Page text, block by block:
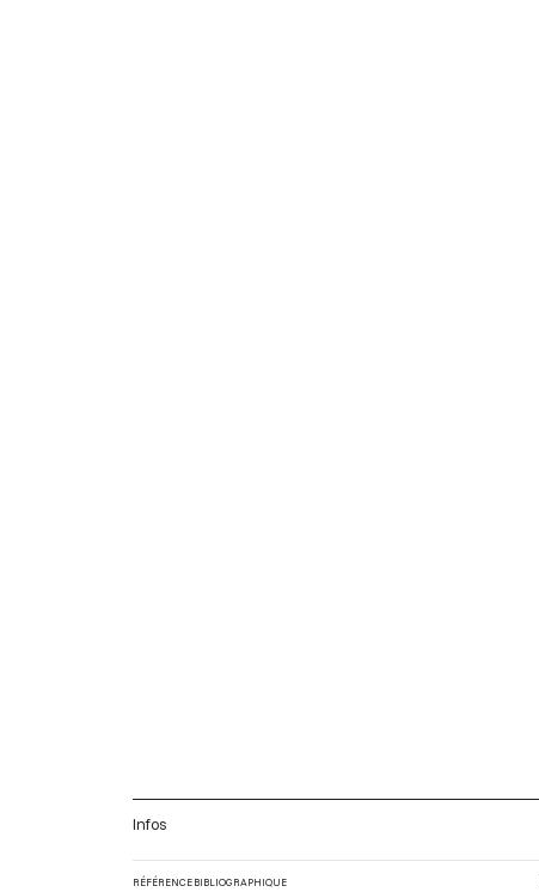
Infos
RÉFÉRENCE BIBLIOGRAPHIQUE